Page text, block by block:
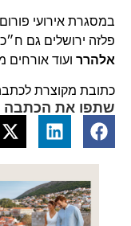
במסגרת אירועי
פלזה ירושלים גם ח״כ
אלהרר ועוד אורחים
כתובת מקוצרת
שתפו את הכתבה